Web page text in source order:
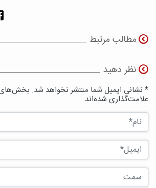
مطالب مرتبط
نظر دهید
* نشانی ایمیل شما منتشر نخواهد شد. بخش‌های
علامت‌گذاری شده‌اند